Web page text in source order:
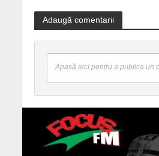
Adaugă comentarii
Apasă aici pentru a publica un